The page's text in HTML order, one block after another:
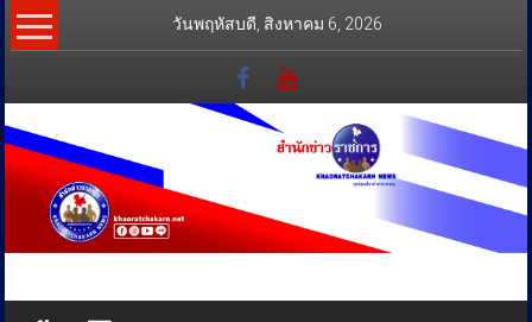
Skip
to
วันพฤหัสบดี, สิงหาคม 6, 2026
สำนัก